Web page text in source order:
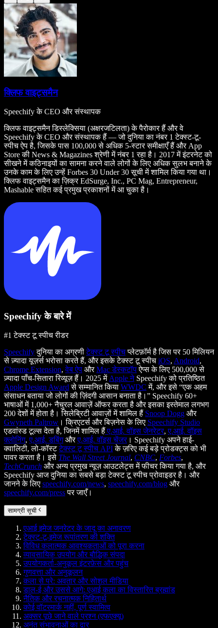
क्लिफ वाइट्समैन
Speechify के CEO और संस्थापक
क्लिफ वाइट्समैन डिस्लेक्सिया (अक्षरजटिलता) के पैरोकार हैं और वे
Speechify के CEO और संस्थापक हैं — जो दुनिया का नंबर 1 टेक्स्ट-टू-
स्पीच ऐप है, जिसके पास 100,000 से अधिक 5-स्टार समीक्षाएँ हैं और App
Store की News & Magazines श्रेणी में नंबर 1 रहा है। 2017 में इंटरनेट को
सीखने में कठिनाइयों का सामना करने वाले लोगों के लिए अधिक सुलभ बनाने के
उनके काम के लिए उन्हें Forbes 30 Under 30 सूची में शामिल किया गया था।
क्लिफ वाइट्समैन का ज़िक्र EdSurge, Inc., PC Mag, Entrepreneur,
Mashable सहित कई प्रमुख प्रकाशनों में आ चुका है।
Speechify के बारे में
#1 टेक्स्ट टू स्पीच रीडर
Speechifyदुनिया का अग्रणीटेक्स्ट टू स्पीचप्लेटफ़ॉर्म है जिस पर 50 मिलियन
से ज़्यादा यूज़र्स भरोसा करते हैं, और इसके टेक्स्ट टू स्पीच iOS, Android,
Chrome Extension,वेब ऐप औरMac डेस्कटॉपऐप्स के लिए 500,000 से
ज़्यादा पाँच-सितारा रिव्यूज़ हैं। 2025 में Apple नेSpeechify को प्रतिष्ठित
Apple Design Award से सम्मानित किया WWDC में, और इसे “एक अहम
संसाधन बताया जो लोगों की ज़िंदगी आसान बनाता है।” Speechify 60+
भाषाओं में 1,000+ नैचुरल आवाज़ें ऑफर करता है और इसका इस्तेमाल लगभग
200 देशों में होता है। सिलेब्रिटी आवाज़ों में शामिल हैं Snoop Dogg और
Gwyneth Paltrow । क्रिएटर्स और बिज़नेस के लिए Speechify Studio
एडवांस्ड टूल्स देता है, जिनमें शामिल हैंए.आई. वॉइस जेनरेटर,ए.आई. वॉइस
क्लोनिंग,ए.आई. डबिंगऔरए.आई. वॉइस चेंजर। Speechify अपने हाई-
क्वालिटी, लो-कॉस्टटेक्स्ट टू स्पीच APIके ज़रिए कई बड़े प्रोडक्ट्स को भी
पावर करता है। इसे The Wall Street Journal, CNBC, Forbes,
TechCrunch और अन्य प्रमुख न्यूज़ आउटलेट्स में फीचर किया गया है, और
Speechify आज दुनिया का सबसे बड़ा टेक्स्ट टू स्पीच प्रोवाइडर है। और
जानने के लिए speechify.com/news, speechify.com/blog और
speechify.com/pressपर जाएँ।
सामग्री सूची
एआई इमेज जनरेटर के जादू का अनावरण
टेक्स्ट-टू-इमेज रूपांतरण की शक्ति
विविध कलात्मक आवश्यकताओं को पूरा करना
व्यावसायिक उपयोग और बौद्धिक संपदा
उपयोगकर्ता-अनुकूल इंटरफ़ेस और पहुंच
गुणवत्ता और अनुकूलन
कला से परे: अवतार और सोशल मीडिया
डाल-ई और उससे आगे: एआई कला का विस्तारित ब्रह्मांड
नैतिक और रचनात्मक निहितार्थ
कोई वॉटरमार्क नहीं, पूर्ण स्वामित्व
अक्सर पूछे जाने वाले प्रश्न (एफएक्यू)
अनंत संभावनाओं का द्वार